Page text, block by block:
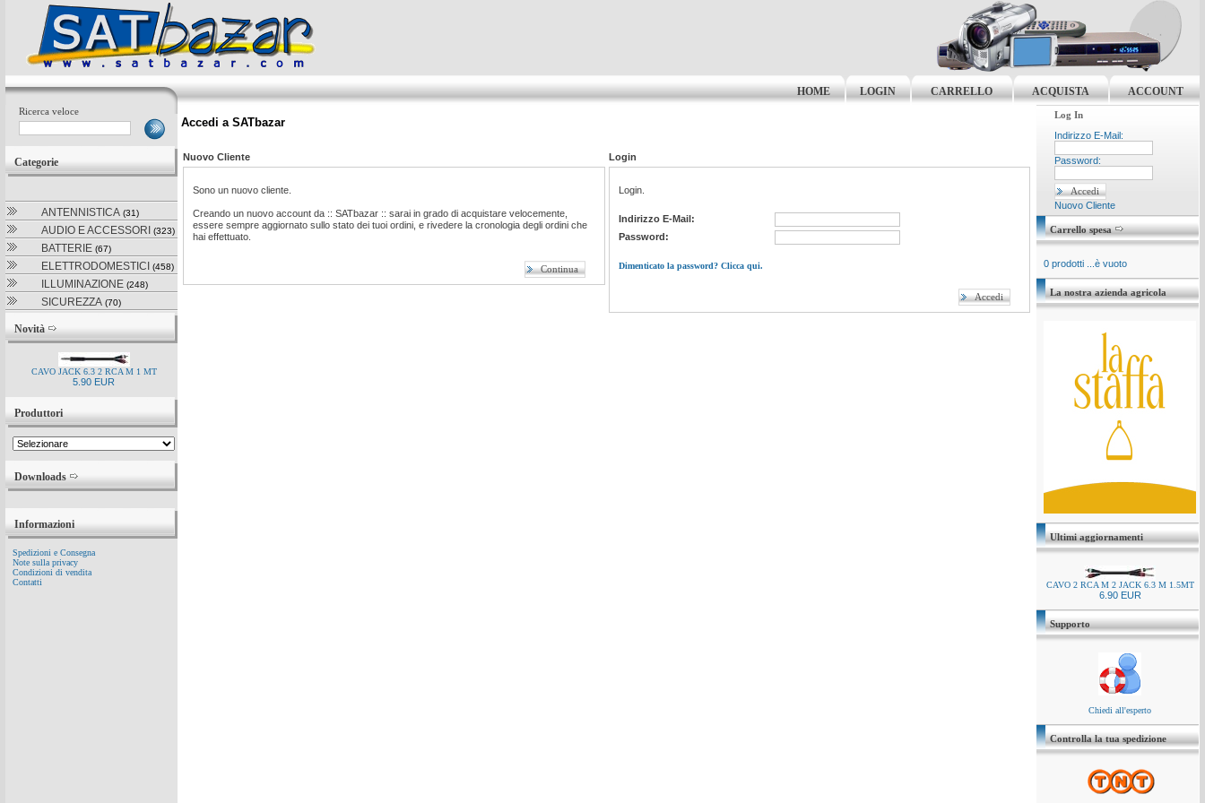
HOME LOGIN CARRELLO ACQUISTA ACCOUNT
Ricerca veloce
Categorie
ANTENNISTICA (31)
AUDIO E ACCESSORI (323)
BATTERIE (67)
ELETTRODOMESTICI (458)
ILLUMINAZIONE (248)
SICUREZZA (70)
Novità
CAVO JACK 6.3 2 RCA M 1 MT
5.90 EUR
Produttori
Downloads
Informazioni
Spedizioni e Consegna
Note sulla privacy
Condizioni di vendita
Contatti
Accedi a SATbazar
Nuovo Cliente Login
Sono un nuovo cliente.
Creando un nuovo account da :: SATbazar :: sarai in grado di acquistare velocemente,
essere sempre aggiornato sullo stato dei tuoi ordini, e rivedere la cronologia degli ordini che
hai effettuato.
Continua
Login.
Indirizzo E-Mail:
Password:
Dimenticato la password? Clicca qui.
Log In
Indirizzo E-Mail:
Password:
Nuovo Cliente
Carrello spesa
0 prodotti ...è vuoto
La nostra azienda agricola
Ultimi aggiornamenti
CAVO 2 RCA M 2 JACK 6.3 M 1.5MT
6.90 EUR
Supporto
Chiedi all'esperto
Controlla la tua spedizione